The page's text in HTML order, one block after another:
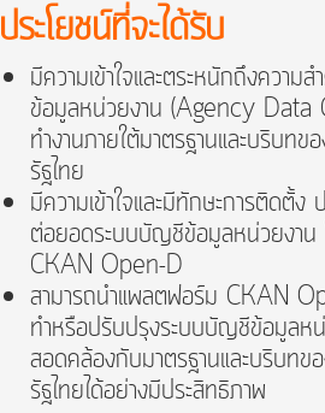
ประโยชน์ที่จะได้รับ
มีความเข้าใจและตระหนักถึงควา
ข้อมูลหน่วยงาน (Agency Data
ทำงานภายใต้มาตรฐานและบริบท
รัฐไทย
มีความเข้าใจและมีทักษะการติดตั้
ต่อยอดระบบบัญชีข้อมูลหน่วยงาน
CKAN Open-D
สามารถนำแพลตฟอร์ม CKAN
ทำหรือปรับปรุงระบบบัญชีข้อมูลห
สอดคล้องกับมาตรฐานและบริบท
รัฐไทยได้อย่างมีประสิทธิภาพ